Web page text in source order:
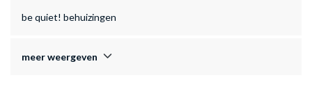
be quiet! behuizingen
meer weergeven